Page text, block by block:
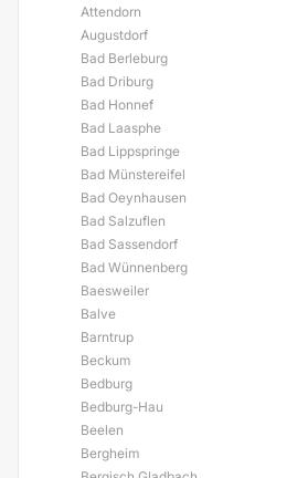
Attendorn
Augustdorf
Bad Berleburg
Bad Driburg
Bad Honnef
Bad Laasphe
Bad Lippspringe
Bad Münstereifel
Bad Oeynhausen
Bad Salzuflen
Bad Sassendorf
Bad Wünnenberg
Baesweiler
Balve
Barntrup
Beckum
Bedburg
Bedburg-Hau
Beelen
Bergheim